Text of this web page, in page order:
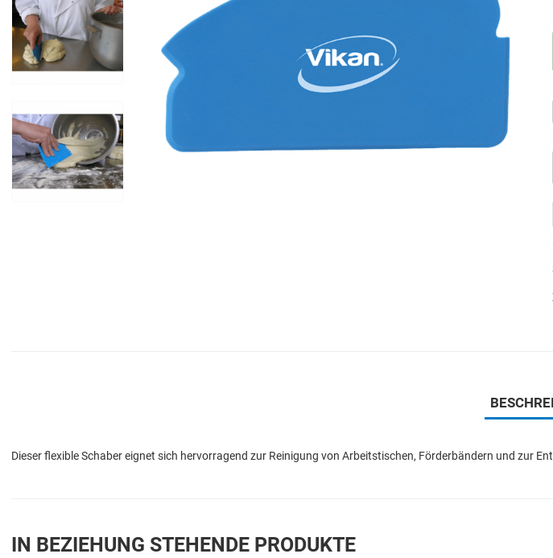
Dieser flexible Schaber eignet sich hervorragend zur Reinigung von Arbeitstischen, Förderbändern und zur
IN BEZIEHUNG STEHENDE PRODUKTE